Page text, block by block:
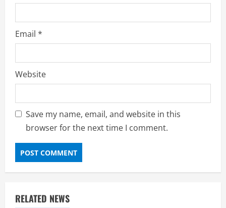
Email *
Website
Save my name, email, and website in this
browser for the next time I comment.
RELATED NEWS